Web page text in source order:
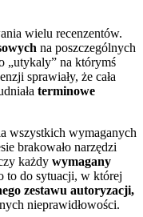
wielu recenzentów.
na poszczególnych
„utykaly” na którymś
sprawiały, że cała
terminowe
wszystkich wymaganych
brakowało narzędzi
każdy wymagany
to do sytuacji, w której
zestawu autoryzacji,
nieprawidłowości.